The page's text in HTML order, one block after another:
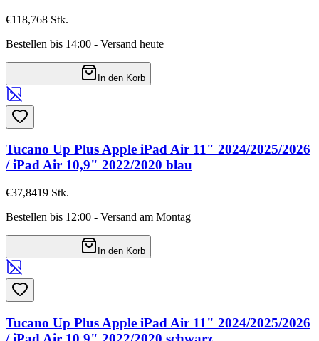
€118,768 Stk.
Bestellen bis 14:00 - Versand heute
In den Korb
Tucano Up Plus Apple iPad Air 11" 2024/2025/2026
/ iPad Air 10,9" 2022/2020 blau
€37,8419 Stk.
Bestellen bis 12:00 - Versand am Montag
In den Korb
Tucano Up Plus Apple iPad Air 11" 2024/2025/2026